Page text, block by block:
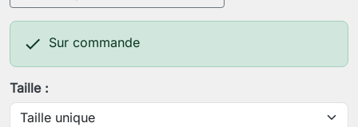
 Sur commande
Taille :